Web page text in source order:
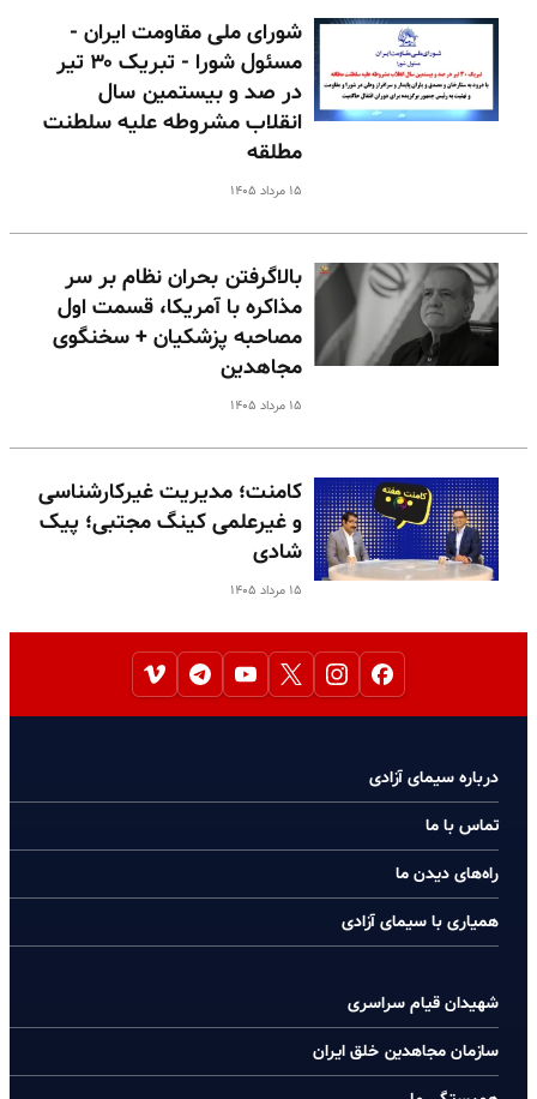
شورای ملی مقاومت ایران -
مسئول شورا - تبریک ۳۰ تیر
در صد و بیستمین سال
انقلاب مشروطه علیه سلطنت
مطلقه
۱۵ مرداد ۱۴۰۵
بالا‌گرفتن بحران نظام بر سر
مذاکره با آمریکا، قسمت اول
مصاحبه پزشکیان + سخنگوی
مجاهدین
۱۵ مرداد ۱۴۰۵
کامنت؛ مدیریت غیرکارشناسی
و غیرعلمی کینگ مجتبی؛ پیک
شادی
۱۵ مرداد ۱۴۰۵
درباره سیمای آزادی
تماس با ما
راه‌های دیدن ما
همیاری با سیمای آزادی
شهیدان قیام سراسری
سازمان مجاهدین خلق ایران